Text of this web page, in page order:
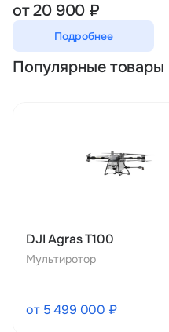
от 20 900 ₽
Подробнее
Популярные товары
DJI Agras T100
Мультиротор
от 5 499 000 ₽